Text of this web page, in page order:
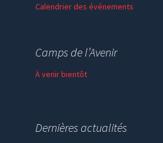
Calendrier des événements
Faire un don
Camps de l’Avenir
À venir bientôt
Dernières actualités